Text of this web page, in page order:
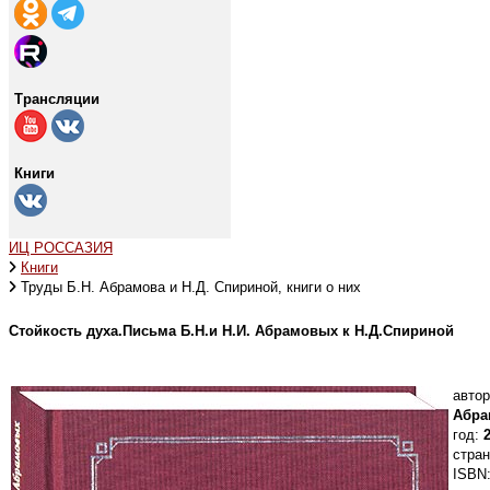
Трансляции
Книги
ИЦ РОССАЗИЯ
Книги
Труды Б.Н. Абрамова и Н.Д. Спириной, книги о них
Стойкость духа.Письма Б.Н.и Н.И. Абрамовых к Н.Д.Спириной
год:
ISBN: